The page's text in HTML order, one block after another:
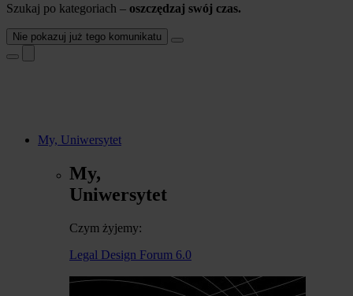
Szukaj po kategoriach – oszczędzaj swój czas.
Nie pokazuj już tego komunikatu
My, Uniwersytet
My,
Uniwersytet
Czym żyjemy:
Legal Design Forum 6.0